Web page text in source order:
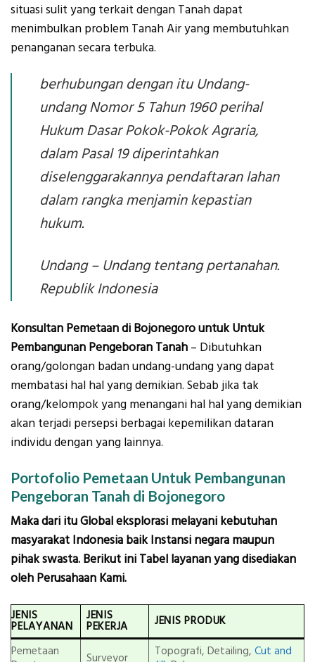
situasi sulit yang terkait dengan Tanah dapat
menimbulkan problem Tanah Air yang membutuhkan
penanganan secara terbuka.
berhubungan dengan itu Undang-
undang Nomor 5 Tahun 1960 perihal
Hukum Dasar Pokok-Pokok Agraria,
dalam Pasal 19 diperintahkan
diselenggarakannya pendaftaran lahan
dalam rangka menjamin kepastian
hukum.
Undang – Undang tentang pertanahan.
Republik Indonesia
Konsultan Pemetaan di Bojonegoro untuk Untuk
Pembangunan Pengeboran Tanah – Dibutuhkan
orang/golongan badan undang-undang yang dapat
membatasi hal hal yang demikian. Sebab jika tak
orang/kelompok yang menangani hal hal yang demikian
akan terjadi persepsi berbagai kepemilikan dataran
individu dengan yang lainnya.
Portofolio Pemetaan Untuk Pembangunan
Pengeboran Tanah di Bojonegoro
Maka dari itu Global eksplorasi melayani kebutuhan
masyarakat Indonesia baik Instansi negara maupun
pihak swasta. Berikut ini Tabel layanan yang disediakan
oleh Perusahaan Kami.
JENIS
PELAYANAN
JENIS
PEKERJA JENIS PRODUK
Pemetaan
Surveyor Topografi, Detailing, Cut and